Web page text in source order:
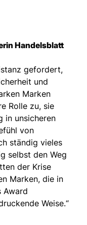
Handelsblatt
gefordert,
und
Marken
Rolle zu, sie
in unsicheren
von
ständig vieles
selbst den Weg
der Krise
Marken, die in
Award
Weise.“